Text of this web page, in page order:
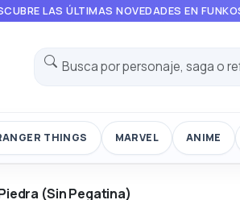
LAS ÚLTIMAS NOVEDADES EN
THINGS MARVEL ANIME
(Sin Pegatina)